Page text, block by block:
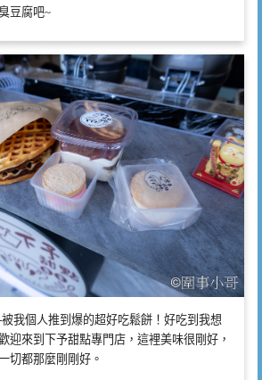
豆腐吧~
我個人推到爆的超好吃鬆餅！好吃到我想
迎來到下予甜點專門店，這裡美味很剛好，
切都那麼剛剛好。